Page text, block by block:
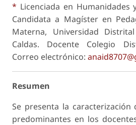
* Licenciada en Humanidades
Candidata a Magíster en
Materna, Universidad
Caldas. Docente Colegio
Correo electrónico:
Resumen
Se presenta la caracterización
predominantes en los